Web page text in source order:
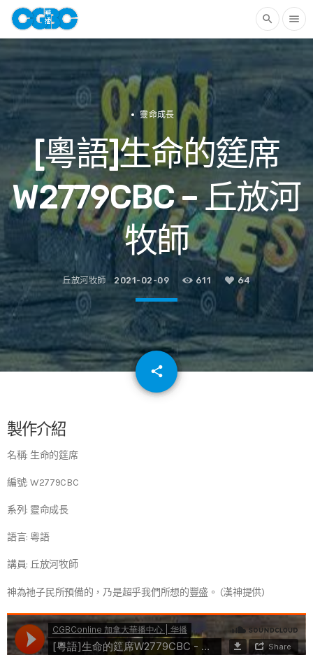
search menu
靈命成長
[粵語]生命的筳席
W2779CBC – 丘放河
牧師
丘放河牧師 2021-02-09 611 64
share
email
製作介紹
名稱: 生命的筳席
編號: W2779CBC
系列: 靈命成長
語言: 粵語
講員: 丘放河牧師
神為祂子民所預備的，乃是超乎我們所想的豐盛。 (漢神提供)